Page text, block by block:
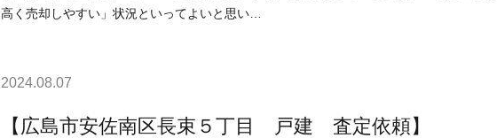
高く売却しやすい」状況といってよいと思い…
2024.08.07
【広島市安佐南区長束５丁目 戸建 査定依頼】